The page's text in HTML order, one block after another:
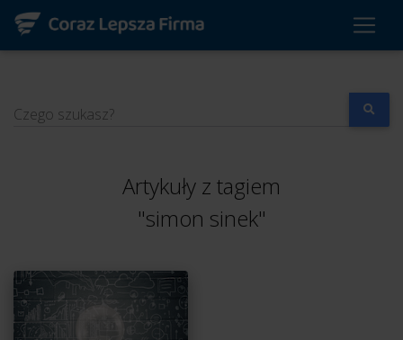
Czego szukasz?
Artykuły z tagiem
"simon sinek"